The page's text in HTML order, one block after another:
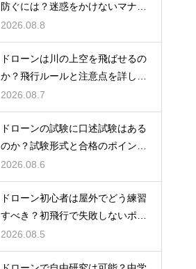
防ぐには？迷惑をかけないマナー
と対策
2026.08.8
ドローンは川の上空を飛ばせるの
か？飛行ルールと注意点を詳しく
解説
2026.08.7
ドローンの試験に口述試験はある
のか？試験形式と合格のポイント
を解説
2026.08.6
ドローン初心者は屋外でどう練習
すべき？初飛行で失敗しないポイ
ント
2026.08.5